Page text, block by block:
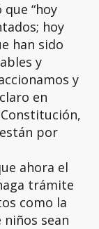
“hoy
hoy
han sido
y
y
en
por
ahora el
trámite
como la
sean